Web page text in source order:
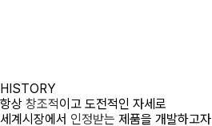
HISTORY
항상 창조적이고 도전적인 자세로
세계시장에서 인정받는 제품을 개발하고자